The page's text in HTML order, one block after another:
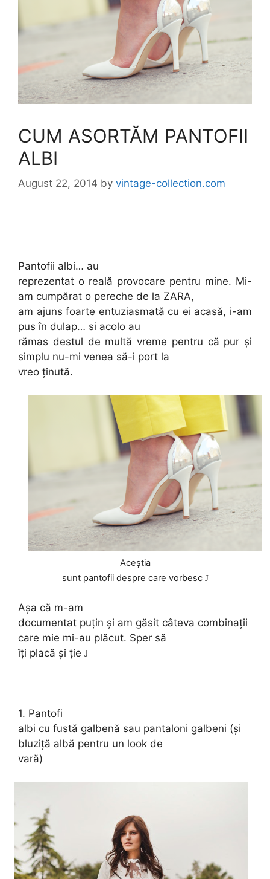
CUM ASORTĂM PANTOFII
ALBI
August 22, 2014 by vintage-collection.com
Pantofii albi… au
reprezentat o reală provocare pentru mine. Mi-
am cumpărat o pereche de la ZARA,
am ajuns foarte entuziasmată cu ei acasă, i-am
pus în dulap… si acolo au
rămas destul de multă vreme pentru că pur și
simplu nu-mi venea să-i port la
vreo ținută.
Aceștia
sunt pantofii despre care vorbesc J
Așa că m-am
documentat puțin și am găsit câteva combinații
care mie mi-au plăcut. Sper să
îți placă și ție J
1. Pantofi
albi cu fustă galbenă sau pantaloni galbeni (și
bluziță albă pentru un look de
vară)